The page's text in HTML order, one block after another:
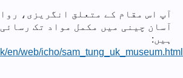
آپ اس مقام کے متعلق انگریزی،
آسان چینی میں مکمل مواد تک
ہیں:
en/web/icho/sam_tung_uk_museum.html